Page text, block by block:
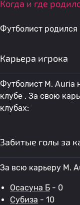
Когда и где
Футболист родился
Карьера игрока
Футболист M. Auria
клубе . За свою
клубах:
Забитые голы за
За всю карьеру M.
Осасуна Б - 0
Субиза - 10